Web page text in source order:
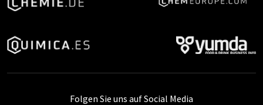
Folgen Sie uns auf Social Media